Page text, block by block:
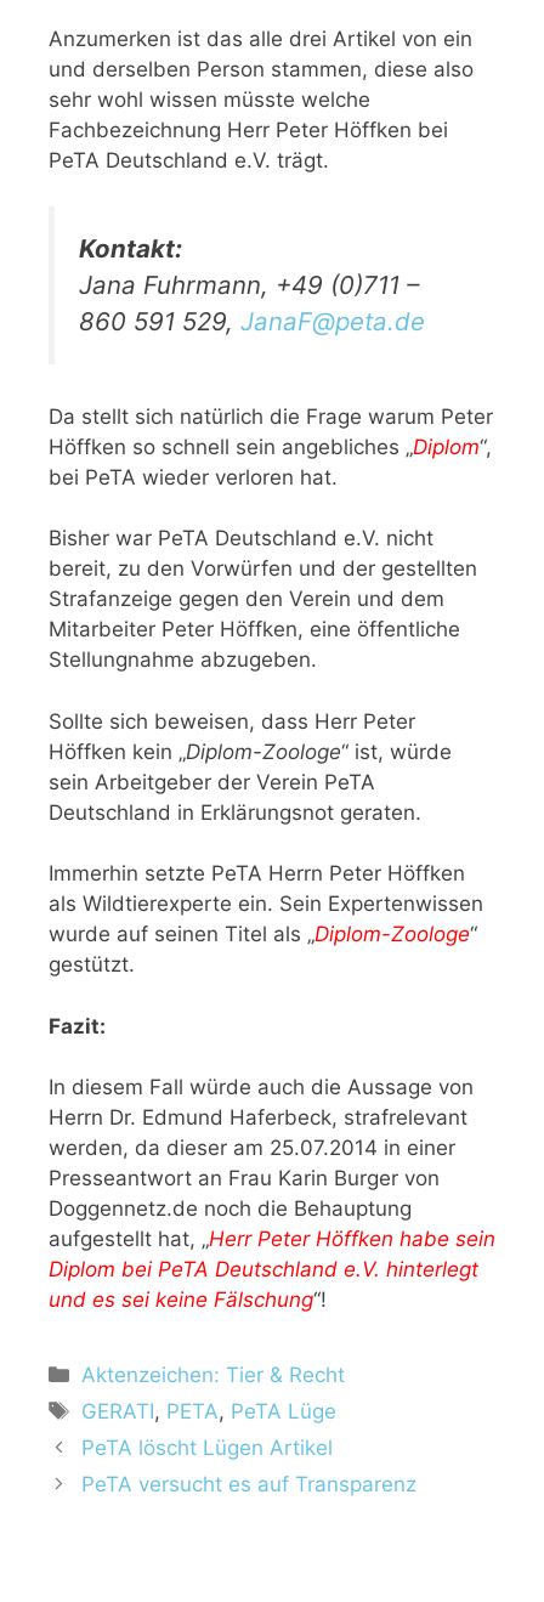
Anzumerken ist das alle drei Artikel von ein
und derselben Person stammen, diese also
sehr wohl wissen müsste welche
Fachbezeichnung Herr Peter Höffken bei
PeTA Deutschland e.V. trägt.
Kontakt:
Jana Fuhrmann, +49 (0)711 –
860 591 529, JanaF@peta.de
Da stellt sich natürlich die Frage warum Peter
Höffken so schnell sein angebliches „Diplom“,
bei PeTA wieder verloren hat.
Bisher war PeTA Deutschland e.V. nicht
bereit, zu den Vorwürfen und der gestellten
Strafanzeige gegen den Verein und dem
Mitarbeiter Peter Höffken, eine öffentliche
Stellungnahme abzugeben.
Sollte sich beweisen, dass Herr Peter
Höffken kein „Diplom-Zoologe“ ist, würde
sein Arbeitgeber der Verein PeTA
Deutschland in Erklärungsnot geraten.
Immerhin setzte PeTA Herrn Peter Höffken
als Wildtierexperte ein. Sein Expertenwissen
wurde auf seinen Titel als „Diplom-Zoologe“
gestützt.
Fazit:
In diesem Fall würde auch die Aussage von
Herrn Dr. Edmund Haferbeck, strafrelevant
werden, da dieser am 25.07.2014 in einer
Presseantwort an Frau Karin Burger von
Doggennetz.de noch die Behauptung
aufgestellt hat, „Herr Peter Höffken habe sein
Diplom bei PeTA Deutschland e.V. hinterlegt
und es sei keine Fälschung“!
K
a
e
g
Aktenzeichen: Tier & Recht
S
c
l
GERATI, PETA, PeTA Lüge
PeTA löscht Lügen Artikel
PeTA versucht es auf Transparenz